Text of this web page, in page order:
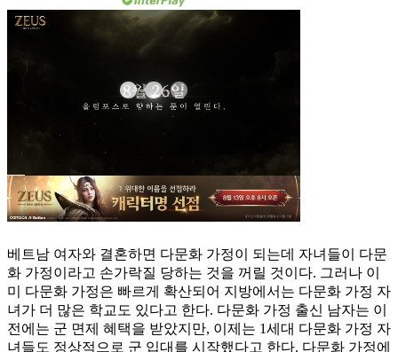
베트남 여자와 결혼하면 다문화 가정이 되는데 자녀들이 다문
화 가정이라고 손가락질 당하는 것을 꺼릴 것이다. 그러나 이
미 다문화 가정은 빠르게 확산되어 지방에서는 다문화 가정 자
녀가 더 많은 학교도 있다고 한다. 다문화 가정 출신 남자는 이
전에는 군 면제 혜택을 받았지만, 이제는 1세대 다문화 가정 자
녀들도 정상적으로 군 입대를 시작했다고 한다. 다문화 가정에